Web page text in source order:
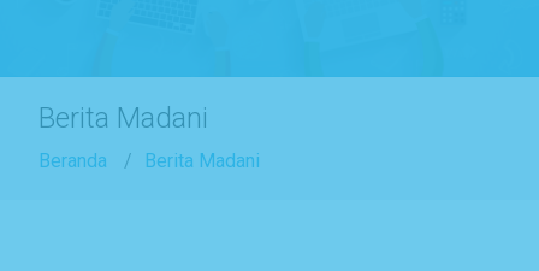
Berita Madani
Beranda Berita Madani